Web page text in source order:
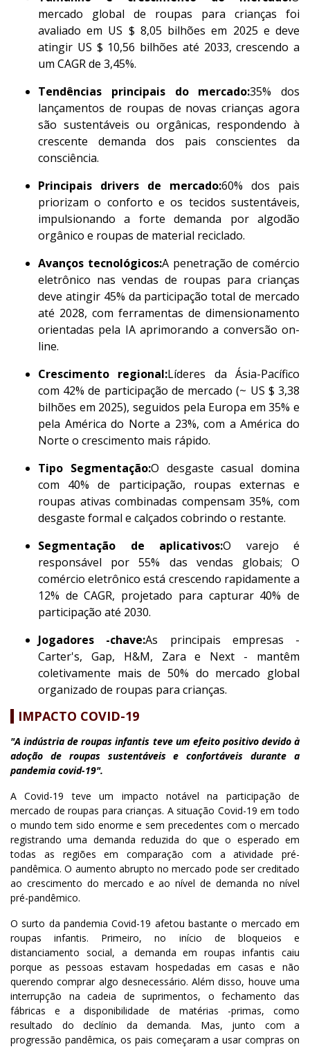
mercado global de roupas para crianças foi
avaliado em US $ 8,05 bilhões em 2025 e deve
atingir US $ 10,56 bilhões até 2033, crescendo a
um CAGR de 3,45%.
Tendências principais do mercado:35% dos
lançamentos de roupas de novas crianças agora
são sustentáveis ou orgânicas, respondendo à
crescente demanda dos pais conscientes da
consciência.
Principais drivers de mercado:60% dos pais
priorizam o conforto e os tecidos sustentáveis,
impulsionando a forte demanda por algodão
orgânico e roupas de material reciclado.
Avanços tecnológicos:A penetração de comércio
eletrônico nas vendas de roupas para crianças
deve atingir 45% da participação total de mercado
até 2028, com ferramentas de dimensionamento
orientadas pela IA aprimorando a conversão on-
line.
Crescimento regional:Líderes da Ásia-Pacífico
com 42% de participação de mercado (~ US $ 3,38
bilhões em 2025), seguidos pela Europa em 35% e
pela América do Norte a 23%, com a América do
Norte o crescimento mais rápido.
Tipo Segmentação:O desgaste casual domina
com 40% de participação, roupas externas e
roupas ativas combinadas compensam 35%, com
desgaste formal e calçados cobrindo o restante.
Segmentação de aplicativos:O varejo é
responsável por 55% das vendas globais; O
comércio eletrônico está crescendo rapidamente a
12% de CAGR, projetado para capturar 40% de
participação até 2030.
Jogadores -chave:As principais empresas -
Carter's, Gap, H&M, Zara e Next - mantêm
coletivamente mais de 50% do mercado global
organizado de roupas para crianças.
IMPACTO COVID-19
"A indústria de roupas infantis teve um efeito positivo devido à
adoção de roupas sustentáveis e confortáveis durante a
pandemia covid-19".
A Covid-19 teve um impacto notável na participação de
mercado de roupas para crianças. A situação Covid-19 em todo
o mundo tem sido enorme e sem precedentes com o mercado
registrando uma demanda reduzida do que o esperado em
todas as regiões em comparação com a atividade pré-
pandêmica. O aumento abrupto no mercado pode ser creditado
ao crescimento do mercado e ao nível de demanda no nível
pré-pandêmico.
O surto da pandemia Covid-19 afetou bastante o mercado em
roupas infantis. Primeiro, no início de bloqueios e
distanciamento social, a demanda em roupas infantis caiu
porque as pessoas estavam hospedadas em casas e não
querendo comprar algo desnecessário. Além disso, houve uma
interrupção na cadeia de suprimentos, o fechamento das
fábricas e a disponibilidade de matérias -primas, como
resultado do declínio da demanda. Mas, junto com a
progressão pandêmica, os pais começaram a usar compras on